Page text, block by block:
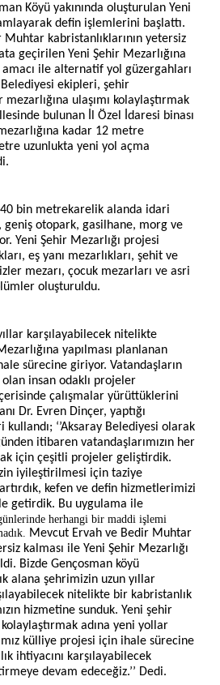
Köyü yakınında oluşturulan Yeni
defin işlemlerini başlattı.
kabristanlıklarının yetersiz
geçirilen Yeni Şehir Mezarlığına
amacı ile alternatif yol güzergahları
ekipleri, şehir
ulaşımı kolaylaştırmak
bulunan İl Özel İdaresi binası
kadar 12 metre
uzunlukta yeni yol açma
bin metrekarelik alanda idari
geniş otopark, gasilhane, morg ve
Yeni Şehir Mezarlığı projesi
eş yanı mezarlıkları, şehit ve
mezarı, çocuk mezarları ve asri
oluşturuldu.
karşılayabilecek nitelikte
yapılması planlanan
sürecine giriyor. Vatandaşların
olan insan odaklı projeler
çalışmalar yürüttüklerini
Dr. Evren Dinçer, yaptığı
‘’Aksaray Belediyesi olarak
itibaren vatandaşlarımızın her
için çeşitli projeler geliştirdik.
iyileştirilmesi için taziye
artırdık, kefen ve defin hizmetlerimizi
getirdik. Bu uygulama ile
herhangi bir maddi işlemi
Mevcut Ervah ve Bedir Muhtar
kalması ile Yeni Şehir Mezarlığı
Bizde Gençosman köyü
alana şehrimizin uzun yıllar
nitelikte bir kabristanlık
hizmetine sunduk. Yeni şehir
kolaylaştırmak adına yeni yollar
külliye projesi için ihale sürecine
ihtiyacını karşılayabilecek
devam edeceğiz.’’ Dedi.